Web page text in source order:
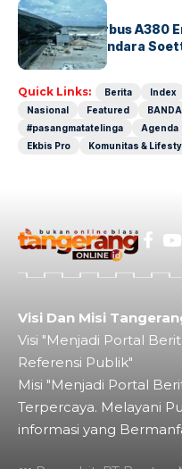
BANDARA BERITA
8 Agustus, Airbus A380
Perdana di Bandara
Quick Links: Berita Index
Nasional
Featured
#pasangmatatelinga
Agenda
Ekbis Pro
Komunitas &
Visi Dan Misi
Visi "Menjadi Portal
Referensi Publik"
Misi "Menjadi Portal
Terpercaya. Melayani
informasi yang